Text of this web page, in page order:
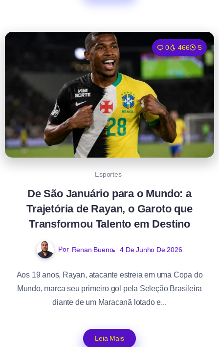
0 466 5
Esportes
De São Januário para o Mundo: a
Trajetória de Rayan, o Garoto que
Transformou Talento em Destino
Por Renan Bueno 4 De Junho De 2026
Aos 19 anos, Rayan, atacante estreia em uma Copa do
Mundo, marca seu primeiro gol pela Seleção Brasileira
diante de um Maracanã lotado e...
Leia Mais